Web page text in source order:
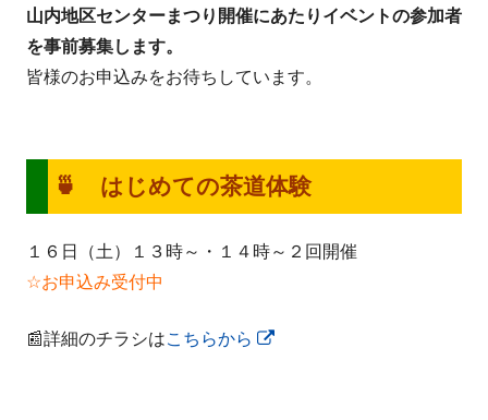
ン
ウ
き
山内地区センターまつり開催にあたりイベントの参加者
を事前募集します。
皆様のお申込みをお待ちしています。
🍵 はじめての茶道体験
１６日（土）１３時～・１４時～２回開催
☆お申込み受付中
📰詳細のチラシはこちらから